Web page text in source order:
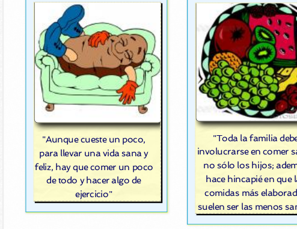
"Aunque cueste un poco,
para llevar una vida sana y
feliz, hay que comer un poco
de todo y hacer algo de
ejercicio"
"Toda la familia
involucrarse en comer
no sólo los hijos;
hace hincapié en que
comidas más
suelen ser las menos